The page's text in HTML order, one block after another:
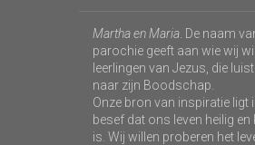
Martha en Maria . De naam
parochie geeft aan wie wij
leerlingen van Jezus, die
naar zijn Boodschap.
Onze bron van inspiratie ligt
besef dat ons leven heilig
is. Wij willen proberen het